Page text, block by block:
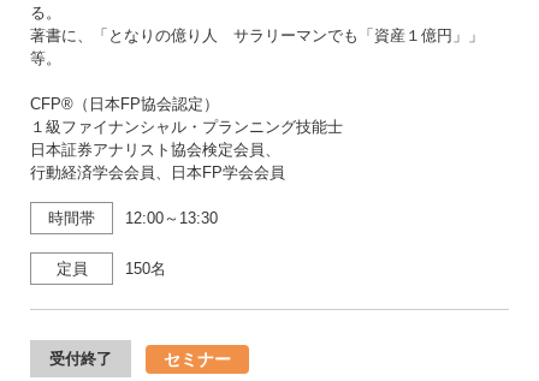
る。
著書に、「となりの億り人 サラリーマンでも「資産１億円」」
等。
CFP®（日本FP協会認定）
１級ファイナンシャル・プランニング技能士
日本証券アナリスト協会検定会員、
行動経済学会会員、日本FP学会会員
時間帯 12:00～13:30
定員 150名
受付終了 セミナー